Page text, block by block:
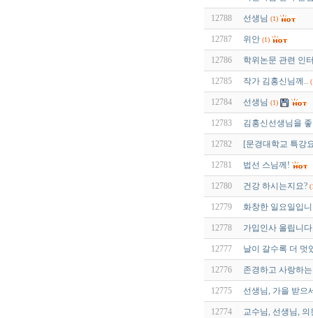
12788 선생님 (1)
12787 위안 (1)
12786 학위논문 관련 인
12785 작가 김홍신님께..
12784 선생님 (1)
12783 김홍신선생님을
12782 [문경대학교 특강
12781 법선 스님께!
12780 건강 하시는지요?
12779 화창한 일요일입
12778 가입인사 올립니
12777 날이 갈수록 더 멋
12776 존경하고 사랑하
12775 선생님, 가을 받으
12774 교수님, 선생님,